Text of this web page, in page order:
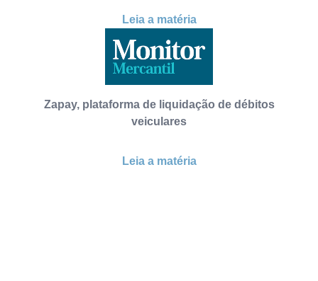
Leia a matéria
Zapay, plataforma de liquidação de débitos
veiculares
Leia a matéria